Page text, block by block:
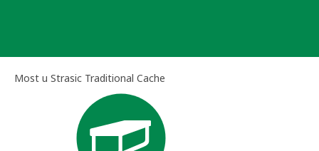
Most u Strasic Traditional Cache